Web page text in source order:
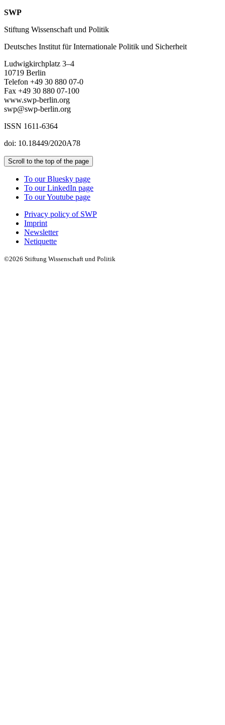
SWP
Stiftung Wissenschaft und Politik
Deutsches Institut für Internationale Politik und Sicherheit
Ludwigkirchplatz 3–4
10719 Berlin
Telefon +49 30 880 07-0
Fax +49 30 880 07-100
www.swp-berlin.org
swp@swp-berlin.org
ISSN 1611-6364
doi: 10.18449/2020A78
Scroll to the top of the page
To our Bluesky page
To our LinkedIn page
To our Youtube page
Privacy policy of SWP
Imprint
Newsletter
Netiquette
©2026 Stiftung Wissenschaft und Politik